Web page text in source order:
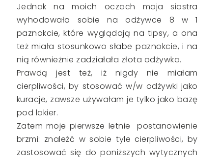
Jednak na moich oczach moja siostra
wyhodowała sobie na odżywce 8 w 1
paznokcie, które wyglądają na tipsy, a ona
też miała stosunkowo słabe paznokcie, i na
nią równieżnie zadziałała złota odżywka.
Prawdą jest też, iż nigdy nie miałam
cierpliwości, by stosować w/w odżywki jako
kuracje, zawsze używałam je tylko jako bazę
pod lakier.
Zatem moje pierwsze letnie postanowienie
brzmi: znaleźć w sobie tyle cierpliwości, by
zastosować się do poniższych wytycznych